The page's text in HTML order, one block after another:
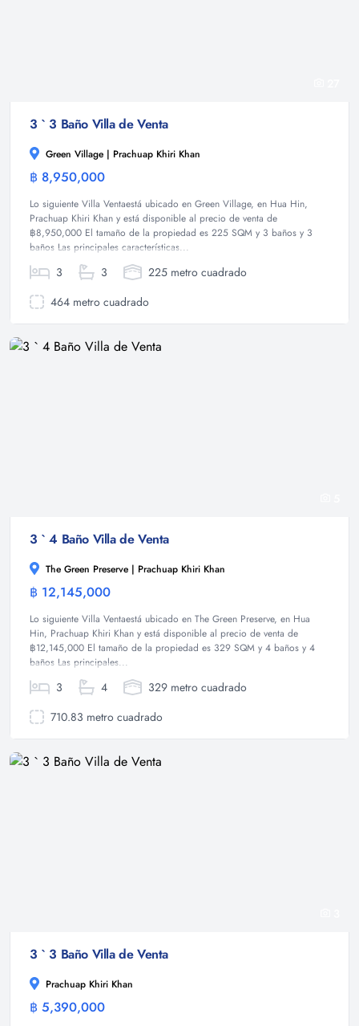
3 ` 3 Baño Villa de Venta
Green Village | Prachuap Khiri Khan
฿ 8,950,000
Lo siguiente Villa Ventaestá ubicado en Green Village, en Hua Hin,
Prachuap Khiri Khan y está disponible al precio de venta de
฿8,950,000 El tamaño de la propiedad es 225 SQM y 3 baños y 3
baños Las principales características...
3 3
225 metro cuadrado
464 metro cuadrado
3 ` 4 Baño Villa de Venta
The Green Preserve | Prachuap Khiri Khan
฿ 12,145,000
Lo siguiente Villa Ventaestá ubicado en The Green Preserve, en Hua
Hin, Prachuap Khiri Khan y está disponible al precio de venta de
฿12,145,000 El tamaño de la propiedad es 329 SQM y 4 baños y 4
baños Las principales...
3 4
329 metro cuadrado
710.83 metro cuadrado
3 ` 3 Baño Villa de Venta
Prachuap Khiri Khan
฿ 5,390,000